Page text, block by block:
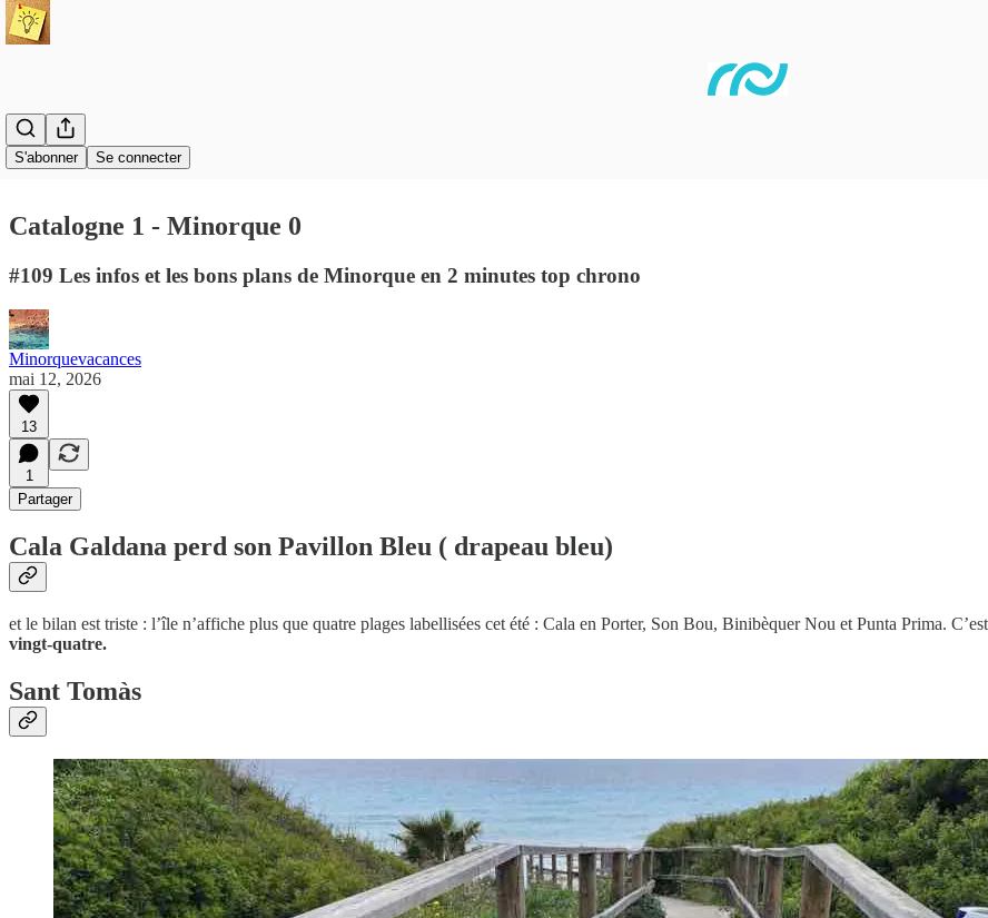
S'abonner Se connecter
Catalogne 1 - Minorque 0
#109 Les infos et les bons plans de Minorque en 2 minutes top chrono
Minorquevacances
mai 12, 2026
13
1
Partager
Cala Galdana perd son Pavillon Bleu ( drapeau bleu)
et le bilan est triste : l’île n’affiche plus que quatre plages labellisées cet été : Cala en Porter, Son Bou, Binibèquer Nou et Punta Prima.
vingt-quatre.
Sant Tomàs